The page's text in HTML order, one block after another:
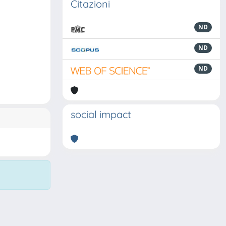
Citazioni
ND
ND
ND
social impact